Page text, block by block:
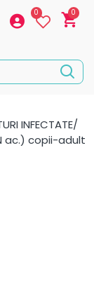
0 0
INFECTATE/
ac.) copii-adult